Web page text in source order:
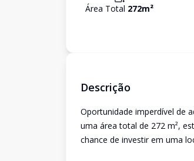
Área Total 272m²
Descrição
Oportunidade imperdível de
uma área total de 272 m²,
chance de investir em uma